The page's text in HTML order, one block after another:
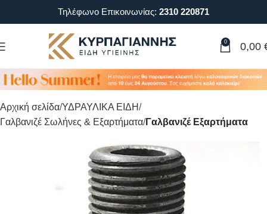
Τηλέφωνο Επικοινωνίας: 2310 220871
0 0,00
Αρχική σελίδα ΥΔΡΑΥΛΙΚΑ ΕΙΔΗ
Γαλβανιζέ Σωλήνες & Εξαρτήματα Γαλβανιζέ Εξαρτήματα